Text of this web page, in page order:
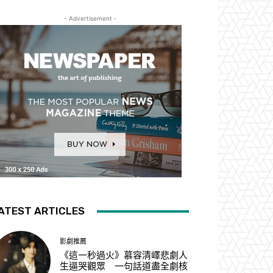
- Advertisement -
ARTICLES
影劇推薦
《這一秒過火》慕容清嶧悲劇人
生逼哭觀眾 一句話道盡全劇核